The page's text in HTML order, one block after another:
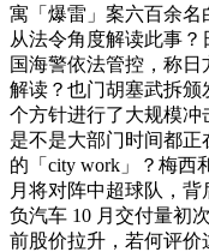
寓「爆雷」案六百余名
从法令角度解读此事
国海警依法管控，称
解读？也门胡塞武拆
个方针进行了大规模冲
是不是大部门时间都
的「city work」？梅西
月将对阵中超球队，
负汽车 10 月交付量初
前股价拉升，若何评